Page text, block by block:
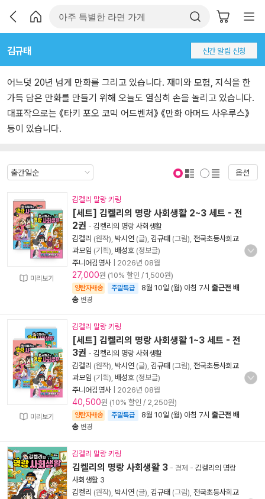
김규태 신간 알림 신청
어느덧 20년 넘게 만화를 그리고 있습니다. 재미와 모험, 지식을 한
가득 담은 만화를 만들기 위해 오늘도 열심히 손을 놀리고 있습니다.
대표작으로는 《타키 포오 코믹 어드벤처》 《만화 아머드 사우루스》
등이 있습니다.
옵션
미리보기
김켈리 말랑 키링
[세트] 김켈리의 명랑 사회생활 2~3 세트 - 전
2권 - 김켈리의 명랑 사회생활
김켈리 (원작), 박시연 (글), 김규태 (그림), 전국초등사회교
과모임 (기획), 배성호 (정보글)
주니어김영사
2026년 08월
27,000원 (10% 할인 / 1,500원)
양탄자배송 주말특급 8월 10일 (월) 아침 7시 출근전 배
송 변경
미리보기
김켈리 말랑 키링
[세트] 김켈리의 명랑 사회생활 1~3 세트 - 전
3권 - 김켈리의 명랑 사회생활
김켈리 (원작), 박시연 (글), 김규태 (그림), 전국초등사회교
과모임 (기획), 배성호 (정보글)
주니어김영사
2026년 08월
40,500원 (10% 할인 / 2,250원)
양탄자배송 주말특급 8월 10일 (월) 아침 7시 출근전 배
송 변경
김켈리 말랑 키링
김켈리의 명랑 사회생활 3 - 경제 - 김켈리의 명랑
사회생활 3
김켈리 (원작), 박시연 (글), 김규태 (그림), 전국초등사회교